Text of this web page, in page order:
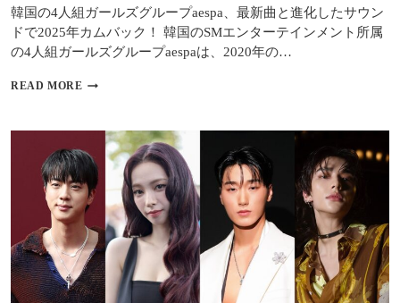
参
加
韓国の4人組ガールズグループaespa、最新曲と進化したサウン
ドで2025年カムバック！ 韓国のSMエンターテインメント所属
の4人組ガールズグループaespaは、2020年の…
READ MORE AESPA
タ
ビ
ュ
ー
｜
「DIRTY
WORK」
で
見
せ
る